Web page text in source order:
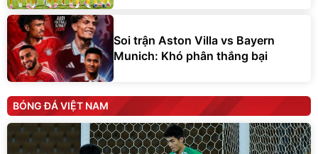
Soi trận Aston Villa vs Bayern
Munich: Khó phân thắng bại
BÓNG ĐÁ VIỆT NAM